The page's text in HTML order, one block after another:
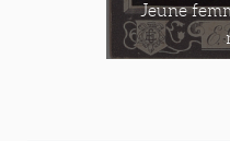
Jeune